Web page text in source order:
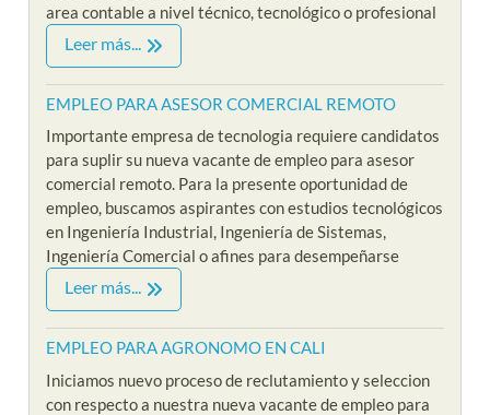
area contable a nivel técnico, tecnológico o profesional
Leer más...
EMPLEO PARA ASESOR COMERCIAL REMOTO
Importante empresa de tecnologia requiere candidatos
para suplir su nueva vacante de empleo para asesor
comercial remoto. Para la presente oportunidad de
empleo, buscamos aspirantes con estudios tecnológicos
en Ingeniería Industrial, Ingeniería de Sistemas,
Ingeniería Comercial o afines para desempeñarse
Leer más...
EMPLEO PARA AGRONOMO EN CALI
Iniciamos nuevo proceso de reclutamiento y seleccion
con respecto a nuestra nueva vacante de empleo para